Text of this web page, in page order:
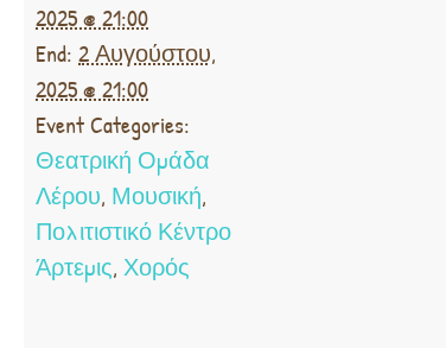
2025 @ 21:00
End: 2 Αυγούστου,
2025 @ 21:00
Event Categories:
Θεατρική Ομάδα
Λέρου, Μουσική,
Πολιτιστικό Κέντρο
Άρτεμις, Χορός